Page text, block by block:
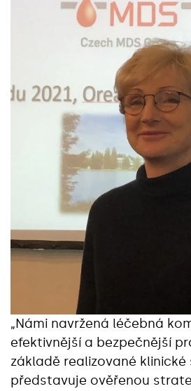
„Námi navržená léčebná
efektivnější a bezpečnější
základě realizované klinické
představuje ověřenou